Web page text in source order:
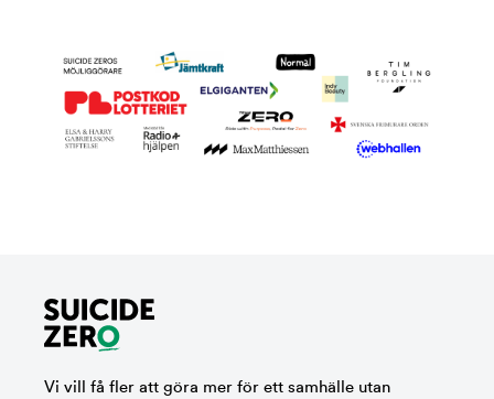
Vi vill få fler att göra mer för ett samhälle utan